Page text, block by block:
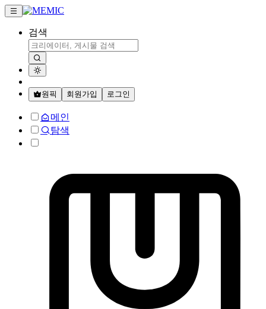
검색
원픽 회원가입 로그인
메인
탐색